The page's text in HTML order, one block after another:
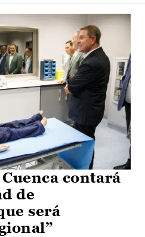
contará
de
será